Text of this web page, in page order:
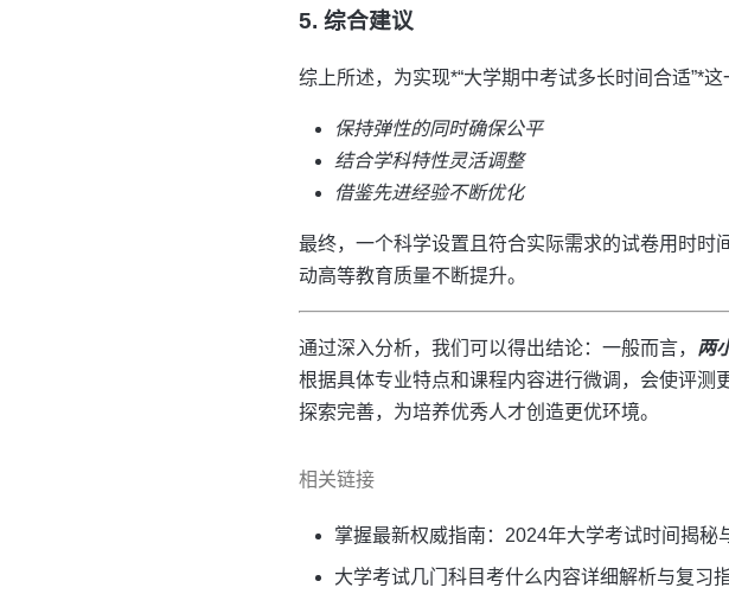
5. 综合建议
综上所述，为实现*“大学期中考试多长时间合适”*这
保持弹性的同时确保公平
结合学科特性灵活调整
借鉴先进经验不断优化
最终，一个科学设置且符合实际需求的试卷用时时
动高等教育质量不断提升。
通过深入分析，我们可以得出结论：一般而言， 两
根据具体专业特点和课程内容进行微调，会使评
探索完善，为培养优秀人才创造更优环境。
相关链接
掌握最新权威指南：2024年大学考试时间揭秘
大学考试几门科目考什么内容详细解析与复习